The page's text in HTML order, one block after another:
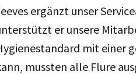
ergänzt unser
er unsere
mit einer
mussten alle Flure